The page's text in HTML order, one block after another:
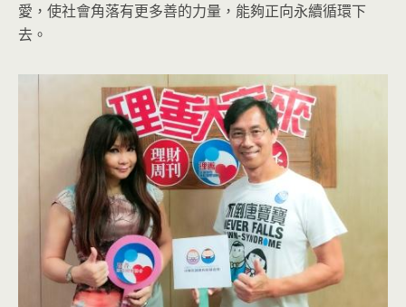
愛，使社會角落有更多善的力量，能夠正向永續循環下
去。